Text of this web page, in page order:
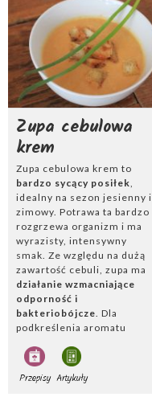
Zupa cebulowa
krem
Zupa cebulowa krem to
bardzo sycący posiłek,
idealny na sezon jesienny i
zimowy. Potrawa ta bardzo
rozgrzewa organizm i ma
wyrazisty, intensywny
smak. Ze względu na dużą
zawartość cebuli, zupa ma
działanie wzmacniające
odporność i
bakteriobójcze. Dla
podkreślenia aromatu
potrawy białe wytrawne
wino, koniak lub brandy.
Zupę podaje się tradycyjnie
Przepisy Artykuły